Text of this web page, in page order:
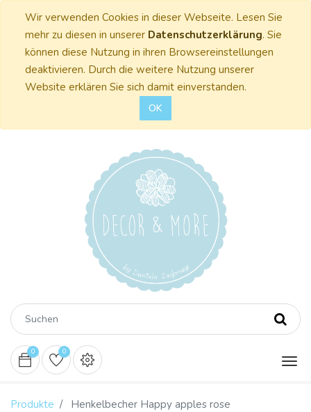
Wir verwenden Cookies in dieser Webseite. Lesen Sie
mehr zu diesen in unserer Datenschutzerklärung. Sie
können diese Nutzung in ihren Browsereinstellungen
deaktivieren. Durch die weitere Nutzung unserer
Website erklären Sie sich damit einverstanden.
OK
0 0
Produkte Henkelbecher Happy apples rose